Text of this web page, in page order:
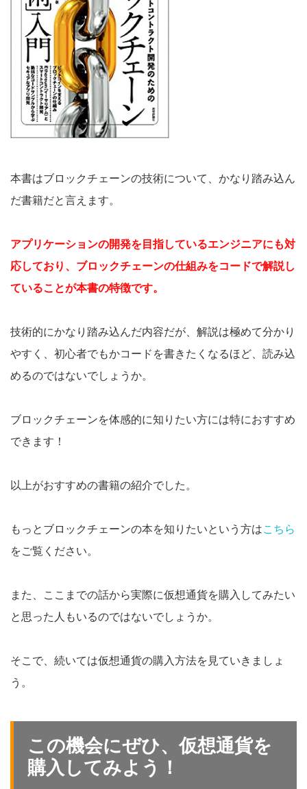
本書はブロックチェーンの技術について、かなり踏み込ん
だ書籍だと言えます。
アプリケーションの開発を目指しているエンジニアにも対
応しており、ブロックチェーンの仕組みをコードで解説し
ていることが本書の特徴です。
技術的にかなり踏み込んだ内容だが、解説は極めて分かり
やすく、初心者でもかコードを書きたくなるほど、読み込
めるのではないでしょうか。
ブロックチェーンを体感的に知りたい方には特におすすめ
できます！
以上がおすすめの書籍の紹介でした。
もっとブロックチェーンの本を知りたいという方はこちら
をご覧ください。
また、ここまでの話から実際に仮想通貨を購入してみたい
と思った人もいるのではないでしょうか。
そこで、続いては仮想通貨の購入方法を見ていきましょ
う。
この機会にぜひ、仮想通貨を
購入してみよう！